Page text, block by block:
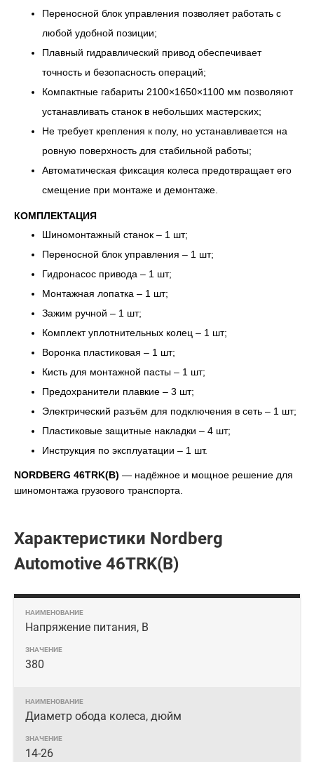
Переносной блок управления позволяет работать с
любой удобной позиции;
Плавный гидравлический привод обеспечивает
точность и безопасность операций;
Компактные габариты 2100×1650×1100 мм позволяют
устанавливать станок в небольших мастерских;
Не требует крепления к полу, но устанавливается на
ровную поверхность для стабильной работы;
Автоматическая фиксация колеса предотвращает его
смещение при монтаже и демонтаже.
КОМПЛЕКТАЦИЯ
Шиномонтажный станок – 1 шт;
Переносной блок управления – 1 шт;
Гидронасос привода – 1 шт;
Монтажная лопатка – 1 шт;
Зажим ручной – 1 шт;
Комплект уплотнительных колец – 1 шт;
Воронка пластиковая – 1 шт;
Кисть для монтажной пасты – 1 шт;
Предохранители плавкие – 3 шт;
Электрический разъём для подключения в сеть – 1 шт;
Пластиковые защитные накладки – 4 шт;
Инструкция по эксплуатации – 1 шт.
NORDBERG 46TRK(B) — надёжное и мощное решение для
шиномонтажа грузового транспорта.
Характеристики Nordberg
Automotive 46TRK(B)
Напряжение питания, В
380
Диаметр обода колеса, дюйм
14-26